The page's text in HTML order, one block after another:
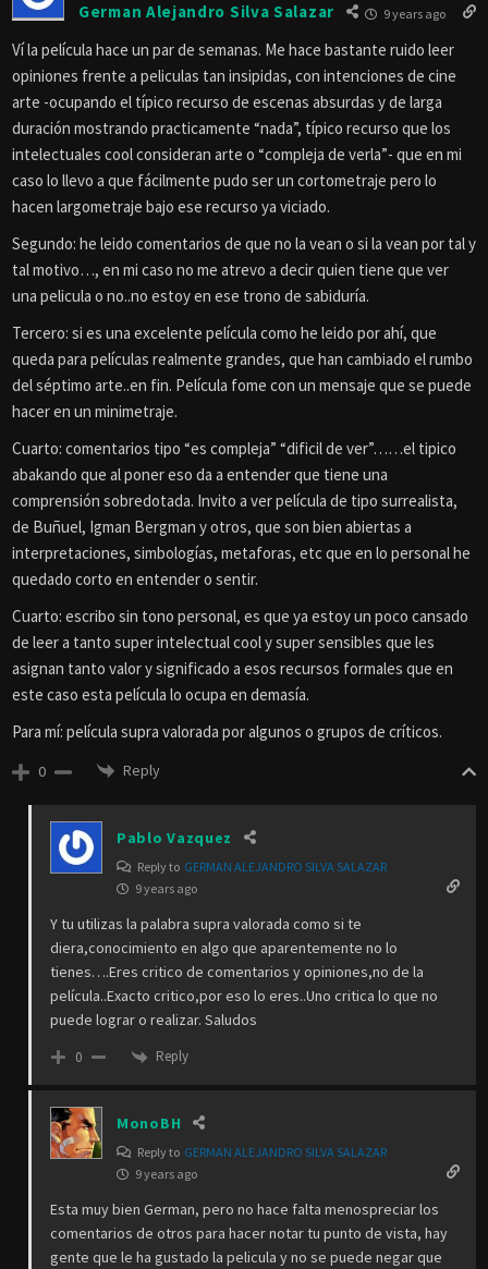
German Alejandro Silva Salazar 9 years ago
Ví la película hace un par de semanas. Me hace bastante ruido leer
opiniones frente a peliculas tan insipidas, con intenciones de cine
arte -ocupando el típico recurso de escenas absurdas y de larga
duración mostrando practicamente “nada”, típico recurso que los
intelectuales cool consideran arte o “compleja de verla”- que en mi
caso lo llevo a que fácilmente pudo ser un cortometraje pero lo
hacen largometraje bajo ese recurso ya viciado.
Segundo: he leido comentarios de que no la vean o si la vean por tal y
tal motivo…, en mi caso no me atrevo a decir quien tiene que ver
una pelicula o no..no estoy en ese trono de sabiduría.
Tercero: si es una excelente película como he leido por ahí, que
queda para películas realmente grandes, que han cambiado el rumbo
del séptimo arte..en fin. Película fome con un mensaje que se puede
hacer en un minimetraje.
Cuarto: comentarios tipo “es compleja” “dificil de ver”……el tipico
abakando que al poner eso da a entender que tiene una
comprensión sobredotada. Invito a ver película de tipo surrealista,
de Buñuel, Igman Bergman y otros, que son bien abiertas a
interpretaciones, simbologías, metaforas, etc que en lo personal he
quedado corto en entender o sentir.
Cuarto: escribo sin tono personal, es que ya estoy un poco cansado
de leer a tanto super intelectual cool y super sensibles que les
asignan tanto valor y significado a esos recursos formales que en
este caso esta película lo ocupa en demasía.
Para mí: película supra valorada por algunos o grupos de críticos.
0 Reply
Pablo Vazquez
Reply to GERMAN ALEJANDRO SILVA SALAZAR
9 years ago
Y tu utilizas la palabra supra valorada como si te
diera,conocimiento en algo que aparentemente no lo
tienes….Eres critico de comentarios y opiniones,no de la
película..Exacto critico,por eso lo eres..Uno critica lo que no
puede lograr o realizar. Saludos
0 Reply
MonoBH
Reply to GERMAN ALEJANDRO SILVA SALAZAR
9 years ago
Esta muy bien German, pero no hace falta menospreciar los
comentarios de otros para hacer notar tu punto de vista, hay
gente que le ha gustado la pelicula y no se puede negar que